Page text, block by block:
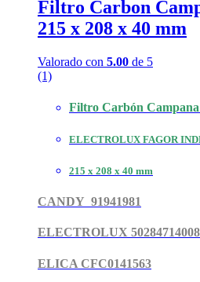
Filtro Carbon
215 x 208 x 40 mm
Valorado con 5.00 de 5
(1)
Filtro Carbón Campana
ELECTROLUX FAGOR
215 x 208 x 40 mm
CANDY 91941981
ELECTROLUX
ELICA CFC0141563